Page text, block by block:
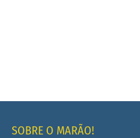
SOBRE O MARÃO!